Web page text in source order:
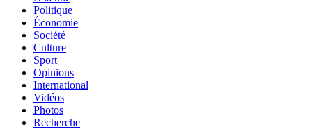
Politique
Économie
Société
Culture
Sport
Opinions
International
Vidéos
Photos
Recherche